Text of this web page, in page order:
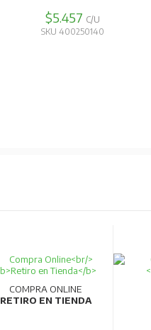
$5.457 C/U
SKU 400250140
COMPRA ONLINE
RETIRO EN TIENDA